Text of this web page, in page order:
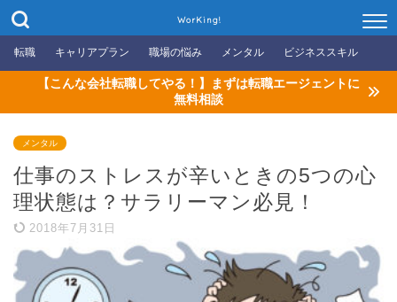
WorKing!
転職 キャリアプラン 職場の悩み メンタル ビジネススキル
【こんな会社転職してやる！】まずは転職エージェントに
無料相談
メンタル
仕事のストレスが辛いときの5つの心
理状態は？サラリーマン必見！
2018年7月31日